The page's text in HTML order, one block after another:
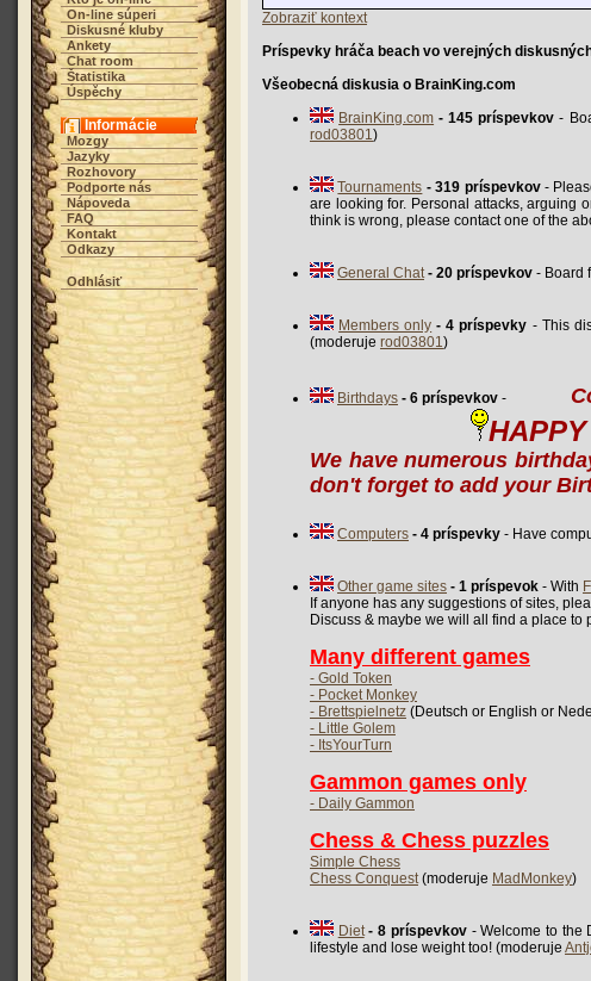
On-line súperi
Diskusné kluby
Ankety
Chat room
Štatistika
Úspěchy
Informácie
Mozgy
Jazyky
Rozhovory
Podporte nás
Nápoveda
FAQ
Kontakt
Odkazy
Odhlásiť
Zobraziť kontext
Príspevky hráča beach vo verejných
Všeobecná diskusia o BrainKing.com
BrainKing.com - 145 príspevkov -
rod03801)
Tournaments - 319 príspevkov-
are looking for. Personal attacks, arguing
think is wrong, please contact one of the
General Chat - 20 príspevkov - Board
Members only - 4 príspevky - This
(moderuje rod03801)
Birthdays - 6 príspevkov -
We have numerous
don't forget to add your
Computers - 4 príspevky - Have
Other game sites - 1 príspevok - With
If anyone has any suggestions of sites,
Discuss & maybe we will all find a place to
Many different games
- Gold Token
- Pocket Monkey
- Brettspielnetz (Deutsch or English or
- Little Golem
- ItsYourTurn
Gammon games only
- Daily Gammon
Chess & Chess puzzles
Simple Chess
Chess Conquest(moderuje MadMonkey)
Diet - 8 príspevkov- Welcome to the
lifestyle and lose weight too! (moderuje